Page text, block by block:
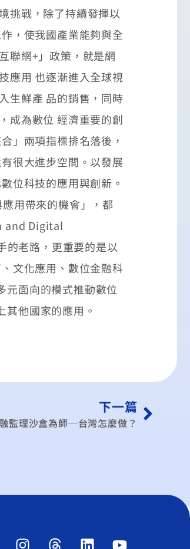
挑戰，除了持續發揮以
，使我國產業能夠與全
聯網+」政策，就是網
應用 也逐漸進入全球視
生鮮產 品的銷售，同時
成為數位 經濟重要的創
兩項指標排名落後，
很大進步空間。以發展
位科技的應用與創新。
用帶來的機會」，都
and Digital
老路，更重要的是以
文化應用、數位金融科
元面向的模式推動數位
他國家的應用。
下一篇
監理沙盒為師─台灣怎麼做？